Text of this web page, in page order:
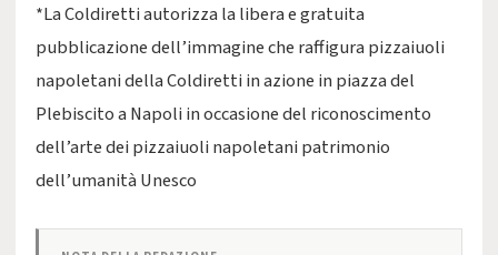
*La Coldiretti autorizza la libera e gratuita
pubblicazione dell’immagine che raffigura pizzaiuoli
napoletani della Coldiretti in azione in piazza del
Plebiscito a Napoli in occasione del riconoscimento
dell’arte dei pizzaiuoli napoletani patrimonio
dell’umanità Unesco